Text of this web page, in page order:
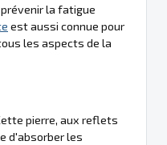
la fatigue
est aussi connue pour
les aspects de la
pierre, aux reflets
d'absorber les